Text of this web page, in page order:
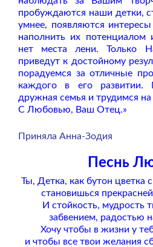
пробуждаются наши детки,
умнее, появляются
наполнить их потенциалом
нет места лени. Только
приведут к достойному
порадуемся за отличные
каждого в его
дружная семья и трудимся на
С Любовью, Ваш Отец.»
Приняла Анна-Зодия
Песнь
Ты, Детка, как бутон цветка
cтановишься
И стойкость, мудрость
забвением, радостью
Хочу чтобы в жизни у
и чтобы все твои желания